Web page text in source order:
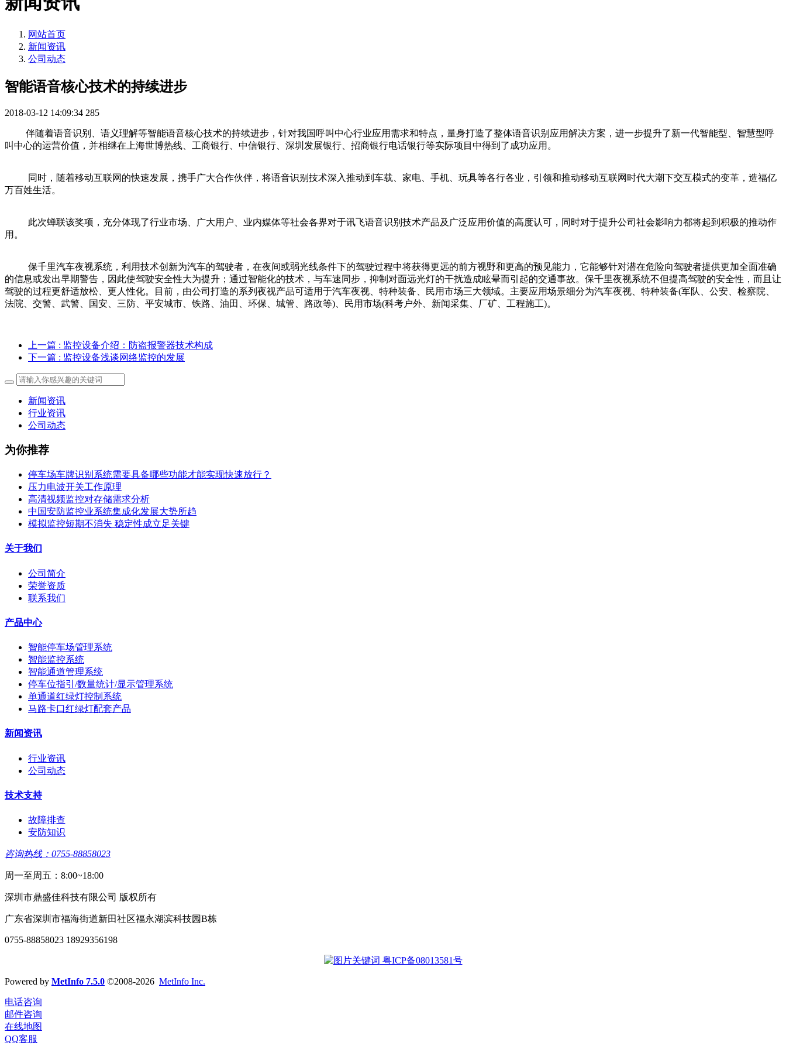
网站首页
新闻资讯
公司动态
智能语音核心技术的持续进步
2018-03-12 14:09:34 285
伴随着语音识别、语义理解等智能语音核心技术的持续进步，针对我国呼叫中心行业应用需求和特点，量身打造了整体语音识别应用解决方案，进一步提升了新一代智能型、智慧型呼
叫中心的运营价值，并相继在上海世博热线、工商银行、中信银行、深圳发展银行、招商银行电话银行等实际项目中得到了成功应用。
同时，随着移动互联网的快速发展，携手广大合作伙伴，将语音识别技术深入推动到车载、家电、手机、玩具等各行各业，引领和推动移动互联网时代大潮下交互模式的变革，造福亿
万百姓生活。
此次蝉联该奖项，充分体现了行业市场、广大用户、业内媒体等社会各界对于讯飞语音识别技术产品及广泛应用价值的高度认可，同时对于提升公司社会影响力都将起到积极的推动作
用。
保千里汽车夜视系统，利用技术创新为汽车的驾驶者，在夜间或弱光线条件下的驾驶过程中将获得更远的前方视野和更高的预见能力，它能够针对潜在危险向驾驶者提供更加全面准确
的信息或发出早期警告，因此使驾驶安全性大为提升；通过智能化的技术，与车速同步，抑制对面远光灯的干扰造成眩晕而引起的交通事故。保千里夜视系统不但提高驾驶的安全性，而且让
驾驶的过程更舒适放松、更人性化。目前，由公司打造的系列夜视产品可适用于汽车夜视、特种装备、民用市场三大领域。主要应用场景细分为汽车夜视、特种装备(军队、公安、检察院、
法院、交警、武警、国安、三防、平安城市、铁路、油田、环保、城管、路政等)、民用市场(科考户外、新闻采集、厂矿、工程施工)。
上一篇 : 监控设备介绍：防盗报警器技术构成
下一篇 : 监控设备浅谈网络监控的发展
新闻资讯
行业资讯
公司动态
为你推荐
停车场车牌识别系统需要具备哪些功能才能实现快速放行？
压力电波开关工作原理
高清视频监控对存储需求分析
中国安防监控业系统集成化发展大势所趋
模拟监控短期不消失 稳定性成立足关键
关于我们
公司简介
荣誉资质
联系我们
产品中心
智能停车场管理系统
智能监控系统
智能通道管理系统
停车位指引/数量统计/显示管理系统
单通道红绿灯控制系统
马路卡口红绿灯配套产品
新闻资讯
行业资讯
公司动态
技术支持
故障排查
安防知识
咨询热线：0755-88858023
周一至周五：8:00~18:00
深圳市鼎盛佳科技有限公司 版权所有
广东省深圳市福海街道新田社区福永湖滨科技园B栋
0755-88858023 18929356198
粤ICP备08013581号
Powered by MetInfo 7.5.0 ©2008-2026 MetInfo Inc.
电话咨询
邮件咨询
在线地图
QQ客服